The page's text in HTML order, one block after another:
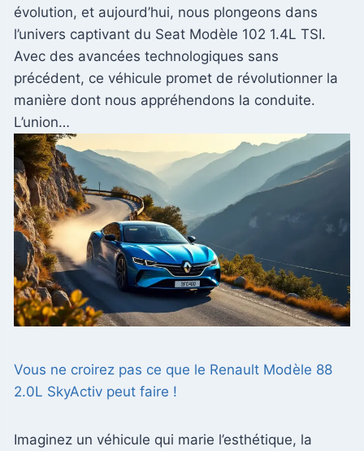
évolution, et aujourd’hui, nous plongeons dans
l’univers captivant du Seat Modèle 102 1.4L TSI.
Avec des avancées technologiques sans
précédent, ce véhicule promet de révolutionner la
manière dont nous appréhendons la conduite.
L’union…
Vous ne croirez pas ce que le Renault Modèle 88
2.0L SkyActiv peut faire !
Imaginez un véhicule qui marie l’esthétique, la